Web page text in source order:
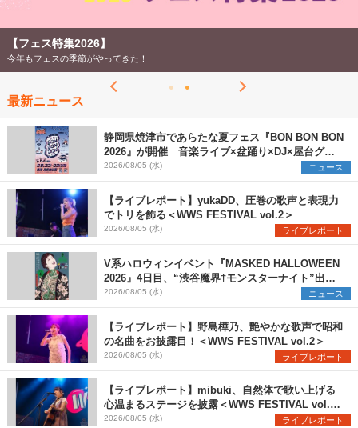
【フェス特集2026】
今年もフェスの季節がやってきた！
最新ニュース
静岡県焼津市であらたな夏フェス『BON BON BON
2026』が開催 音楽ライブ×盆踊り×DJ×屋台グル
メ×ランタンナイトで彩る2日間
2026/08/05 (水) ニュース
【ライブレポート】yukaDD、圧巻の歌声と表現力
でトリを飾る＜WWS FESTIVAL vol.2＞
2026/08/05 (水) ライブレポート
V系ハロウィンイベント『MASKED HALLOWEEN
2026』4日目、“渋谷魔界†モンスターナイト”出演6
組を発表
2026/08/05 (水) ニュース
【ライブレポート】野島樺乃、艶やかな歌声で昭和
の名曲をお披露目！＜WWS FESTIVAL vol.2＞
2026/08/05 (水) ライブレポート
【ライブレポート】mibuki、自然体で歌い上げる
心温まるステージを披露＜WWS FESTIVAL vol.2
＞
2026/08/05 (水) ライブレポート